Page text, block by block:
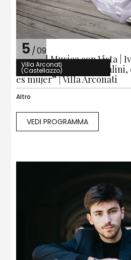
5 /09
Villa Arconati
(Castellazzo)
Festival Musica con Vista |
soprano | Giulio
es mujer” | Villa Arconati
Altro
VEDI PROGRAMMA